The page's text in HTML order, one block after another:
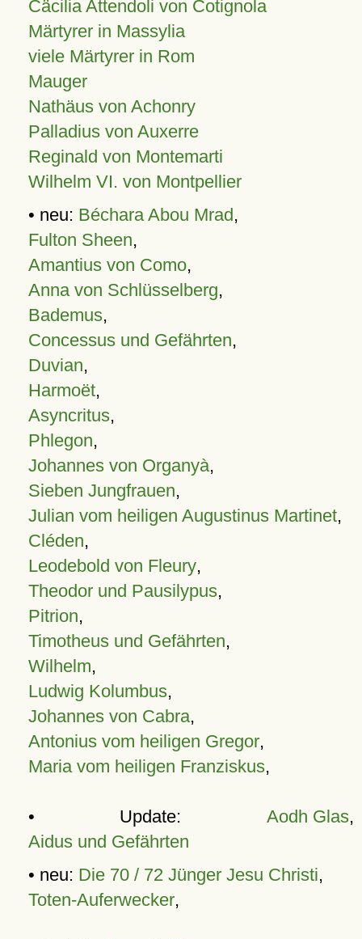
Cäcilia Attendoli von Cotignola
Märtyrer in Massylia
viele Märtyrer in Rom
Mauger
Nathäus von Achonry
Palladius von Auxerre
Reginald von Montemarti
Wilhelm VI. von Montpellier
• neu: Béchara Abou Mrad,
Fulton Sheen,
Amantius von Como,
Anna von Schlüsselberg,
Bademus,
Concessus und Gefährten,
Duvian,
Harmoët,
Asyncritus,
Phlegon,
Johannes von Organyà,
Sieben Jungfrauen,
Julian vom heiligen Augustinus Martinet,
Cléden,
Leodebold von Fleury,
Theodor und Pausilypus,
Pitrion,
Timotheus und Gefährten,
Wilhelm,
Ludwig Kolumbus,
Johannes von Cabra,
Antonius vom heiligen Gregor,
Maria vom heiligen Franziskus,
• Update: Aodh Glas,
Aidus und Gefährten
• neu: Die 70 / 72 Jünger Jesu Christi,
Toten-Auferwecker,